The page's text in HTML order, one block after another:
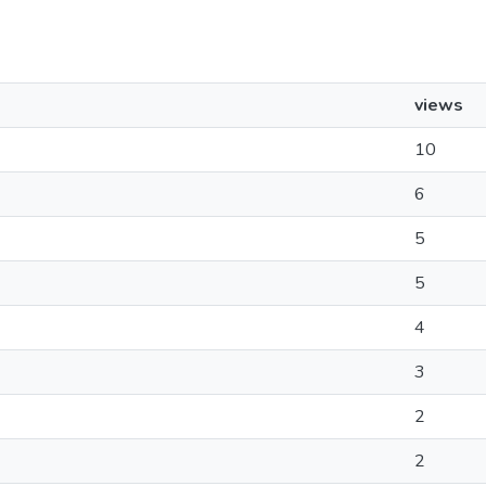
views
10
6
5
5
4
3
2
2